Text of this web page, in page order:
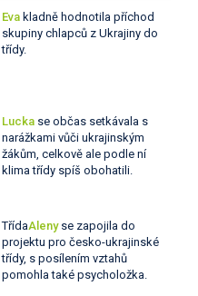
Eva kladně hodnotila příchod
skupiny chlapců z Ukrajiny do
třídy.
Luckase občas setkávala s
narážkami vůči ukrajinským
žákům, celkově ale podle ní
klima třídy spíš obohatili.
TřídaAleny se zapojila do
projektu pro česko-ukrajinské
třídy, s posílením vztahů
pomohla také psycholožka.